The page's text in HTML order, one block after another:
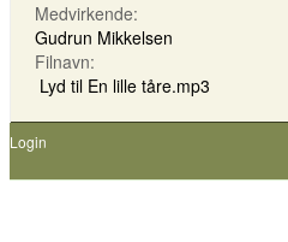
Medvirkende:
Gudrun Mikkelsen
Filnavn:
Lyd til En lille tåre.mp3
Login